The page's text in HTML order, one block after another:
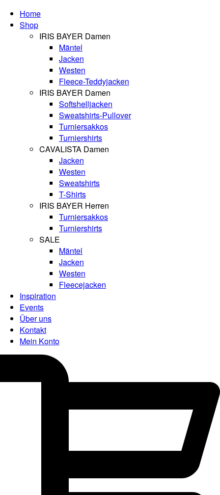
Home
Shop
IRIS BAYER Damen
Mäntel
Jacken
Westen
Fleece-Teddyjacken
IRIS BAYER Damen
Softshelljacken
Sweatshirts-Pullover
Turniersakkos
Turniershirts
CAVALISTA Damen
Jacken
Westen
Sweatshirts
T-Shirts
IRIS BAYER Herren
Turniersakkos
Turniershirts
SALE
Mäntel
Jacken
Westen
Fleecejacken
Inspiration
Events
Über uns
Kontakt
Mein Konto